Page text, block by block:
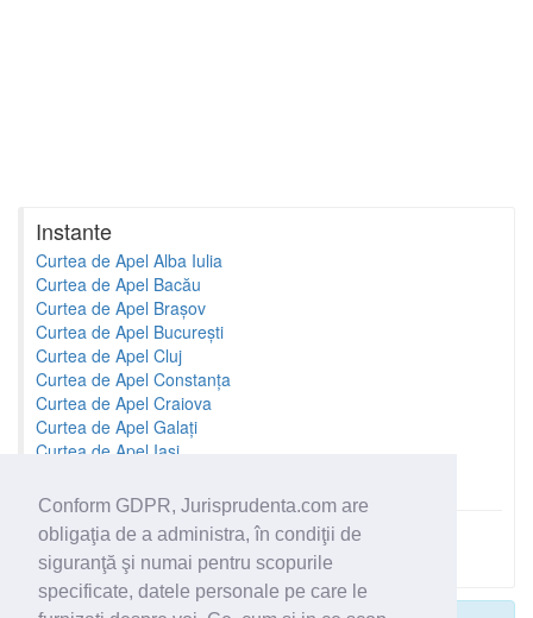
Conform GDPR, Jurisprudenta.com are
obligaţia de a administra, în condiţii de
siguranţă şi numai pentru scopurile
specificate, datele personale pe care le
Instante
Curtea de Apel Alba Iulia
Curtea de Apel Bacău
Curtea de Apel Brașov
Curtea de Apel București
Curtea de Apel Cluj
Curtea de Apel Constanța
Curtea de Apel Craiova
Curtea de Apel Galați
Curtea de Apel Iași
Toate instantele